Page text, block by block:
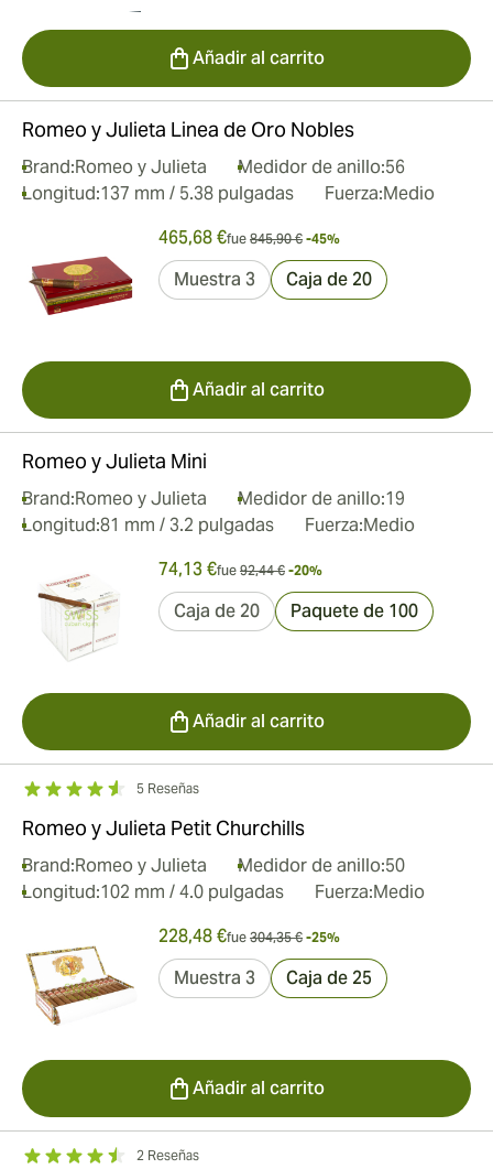
Añadir al carrito
Romeo y Julieta Linea de Oro Nobles
Brand:Romeo y Julieta Medidor de anillo:56
Longitud:137 mm / 5.38 pulgadas Fuerza:Medio
465,68 €fue 845,90 € -45%
Muestra 3 Caja de 20
Añadir al carrito
Romeo y Julieta Mini
Brand:Romeo y Julieta Medidor de anillo:19
Longitud:81 mm / 3.2 pulgadas Fuerza:Medio
74,13 €fue 92,44 € -20%
Caja de 20 Paquete de 100
Añadir al carrito
5 Reseñas
Romeo y Julieta Petit Churchills
Brand:Romeo y Julieta Medidor de anillo:50
Longitud:102 mm / 4.0 pulgadas Fuerza:Medio
228,48 €fue 304,35 € -25%
Muestra 3 Caja de 25
Añadir al carrito
2 Reseñas